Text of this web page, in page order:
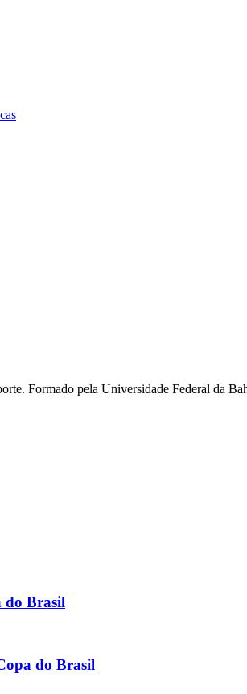
Formado pela Universidade Federal da
do Brasil
do Brasil